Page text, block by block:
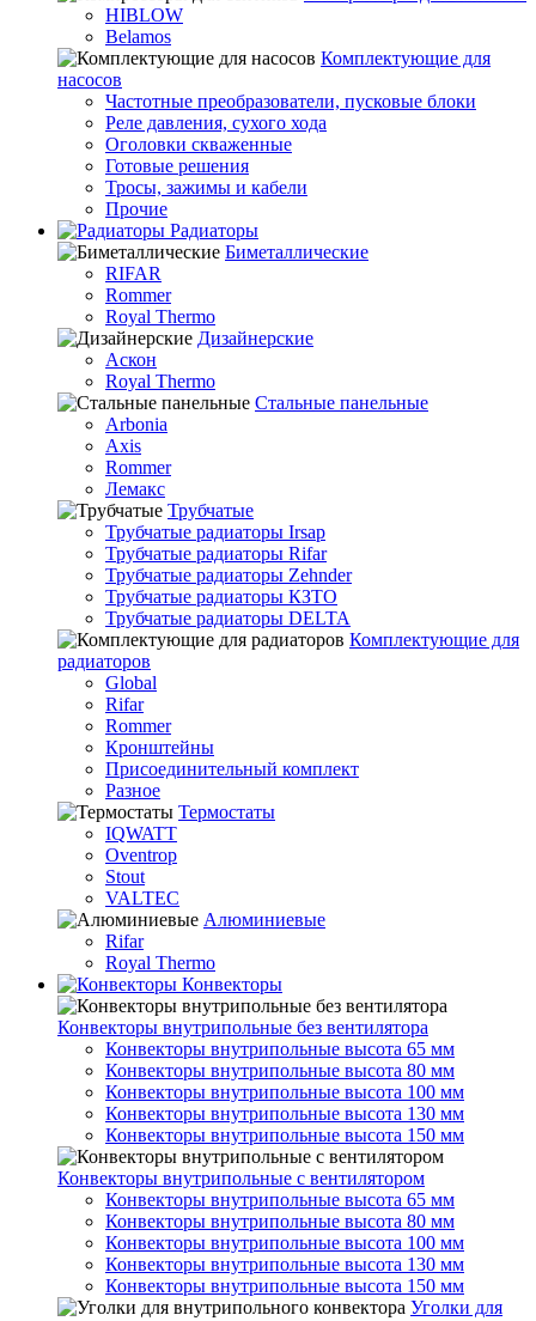
HIBLOW
Belamos
Комплектующие для
насосов
Частотные преобразователи, пусковые блоки
Реле давления, сухого хода
Оголовки скваженные
Готовые решения
Тросы, зажимы и кабели
Прочие
Радиаторы
Биметаллические
RIFAR
Rommer
Royal Thermo
Дизайнерские
Аскон
Royal Thermo
Стальные панельные
Arbonia
Axis
Rommer
Лемакс
Трубчатые
Трубчатые радиаторы Irsap
Трубчатые радиаторы Rifar
Трубчатые радиаторы Zehnder
Трубчатые радиаторы КЗТО
Трубчатые радиаторы DELTA
Комплектующие для
радиаторов
Global
Rifar
Rommer
Кронштейны
Присоединительный комплект
Разное
Термостаты
IQWATT
Oventrop
Stout
VALTEC
Алюминиевые
Rifar
Royal Thermo
Конвекторы
Конвекторы внутрипольные без вентилятора
Конвекторы внутрипольные высота 65 мм
Конвекторы внутрипольные высота 80 мм
Конвекторы внутрипольные высота 100 мм
Конвекторы внутрипольные высота 130 мм
Конвекторы внутрипольные высота 150 мм
Конвекторы внутрипольные с вентилятором
Конвекторы внутрипольные высота 65 мм
Конвекторы внутрипольные высота 80 мм
Конвекторы внутрипольные высота 100 мм
Конвекторы внутрипольные высота 130 мм
Конвекторы внутрипольные высота 150 мм
Уголки для